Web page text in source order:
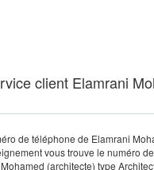
client Elamrani
de téléphone de Elamrani
vous trouve le numéro
(architecte) type